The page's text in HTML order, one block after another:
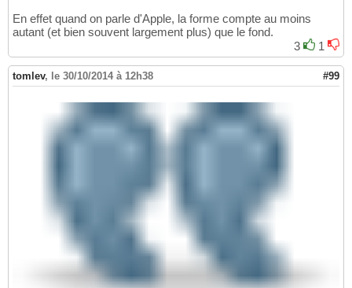
En effet quand on parle d'Apple, la forme compte au moins
autant (et bien souvent largement plus) que le fond.
3
1
tomlev, le 30/10/2014 à 12h38 #99